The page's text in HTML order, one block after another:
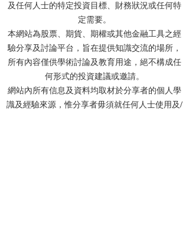
【特工】盤點美股明星巨
企績後走勢 有邊隻值得重
新留意?
及任何人士的特定投資目標、財務狀況或任何特
定需要。
本網站為股票、期貨、期權或其他金融工具之經
驗分享及討論平台，旨在提供知識交流的場所，
所有內容僅供學術討論及教育用途，絕不構成任
何形式的投資建議或邀請。
網站內所有信息及資料均取材於分享者的個人學
識及經驗來源，惟分享者毋須就任何人士使用及/